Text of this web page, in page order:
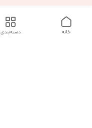
دسته‌بندی خانه